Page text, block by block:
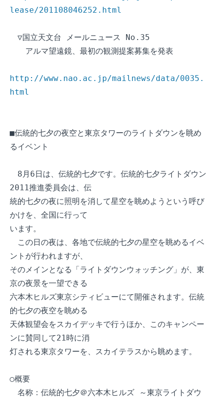
lease/201108046252.html
▽国立天文台 メールニュース No.35
アルマ望遠鏡、最初の観測提案募集を発表
http://www.nao.ac.jp/mailnews/data/0035.
html
■伝統的七夕の夜空と東京タワーのライトダウンを眺め
るイベント
8月6日は、伝統的七夕です。伝統的七夕ライトダウン
2011推進委員会は、伝
統的七夕の夜に照明を消して星空を眺めようという呼び
かけを、全国に行って
います。
この日の夜は、各地で伝統的七夕の星空を眺めるイベ
ントが行われますが、
そのメインとなる「ライトダウンウォッチング」が、東
京の夜景を一望できる
六本木ヒルズ東京シティビューにて開催されます。伝統
的七夕の夜空を眺める
天体観望会をスカイデッキで行うほか、このキャンペー
ンに賛同して21時に消
灯される東京タワーを、スカイテラスから眺めます。
○概要
名称：伝統的七夕＠六本木ヒルズ ～東京ライトダウ